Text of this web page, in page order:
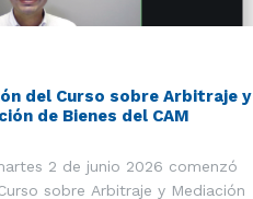
del Curso sobre Arbitraje y
de Bienes del CAM
2 de junio 2026 comenzó
sobre Arbitraje y Mediación